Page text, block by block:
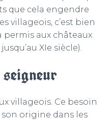
que cela engendre
villageois, c’est bien
permis aux châteaux
XIe siècle).
villageois. Ce besoin
origine dans les